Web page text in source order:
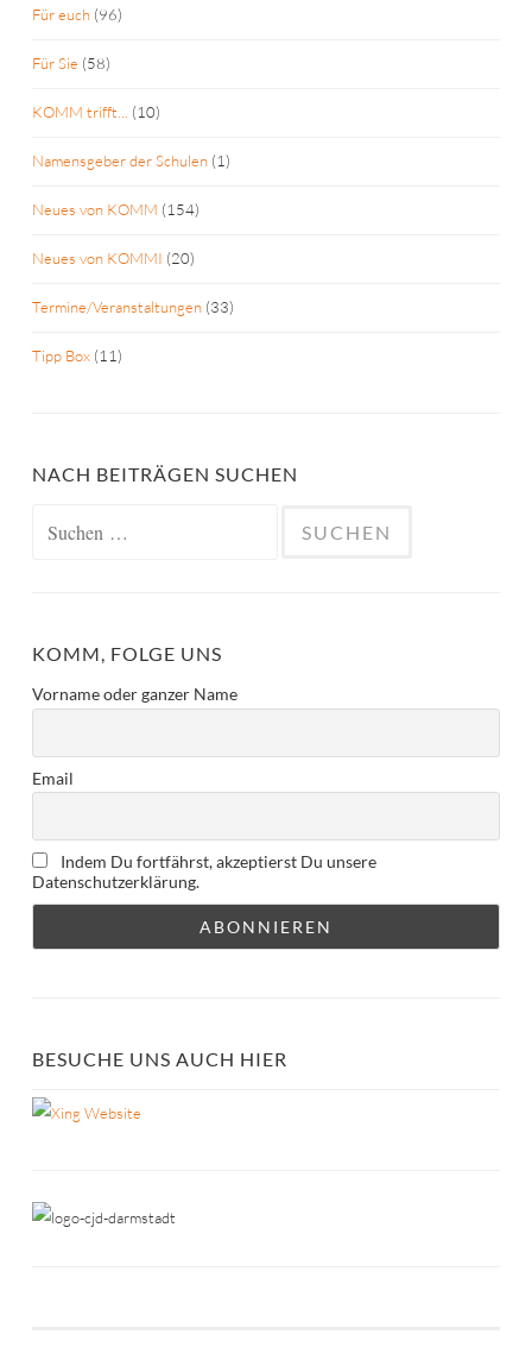
Für euch (96)
Für Sie (58)
KOMM trifft… (10)
Namensgeber der Schulen (1)
Neues von KOMM (154)
Neues von KOMMI (20)
Termine/Veranstaltungen (33)
Tipp Box (11)
NACH BEITRÄGEN SUCHEN
KOMM, FOLGE UNS
Vorname oder ganzer Name
Email
Indem Du fortfährst, akzeptierst Du unsere
Datenschutzerklärung.
BESUCHE UNS AUCH HIER
Website